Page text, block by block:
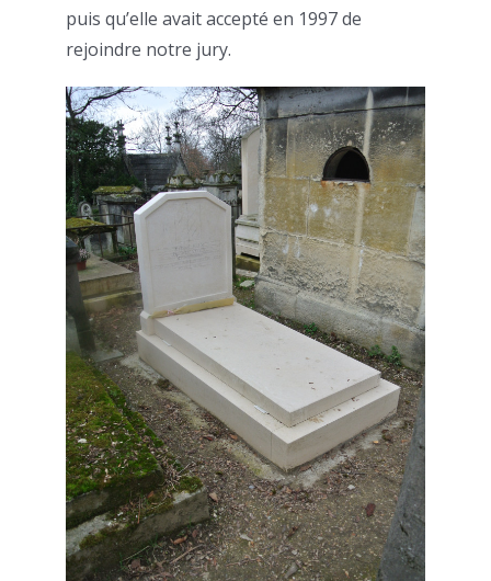
puis qu’elle avait accepté en 1997 de
rejoindre notre jury.